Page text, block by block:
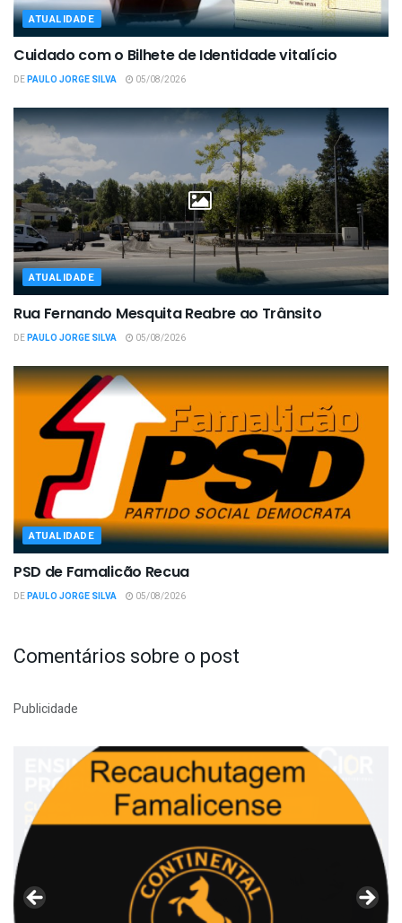
ATUALIDADE
Cuidado com o Bilhete de Identidade vitalício
DEPAULO JORGE SILVA 05/08/2026
ATUALIDADE
Rua Fernando Mesquita Reabre ao Trânsito
DEPAULO JORGE SILVA 05/08/2026
ATUALIDADE
PSD de Famalicão Recua
DEPAULO JORGE SILVA 05/08/2026
Comentários sobre o post
Publicidade